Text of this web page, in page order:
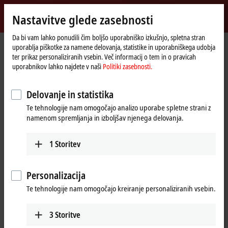
Beckhoff
-
New
Automation
Technology
myBeckhoff
Domača
stran
Podjetje Novice Safety: News in the field of safe automation
S klikom na "Potrdi" se bo prikazal video posnetek in spremenile
nastavitve glede zasebnosti; naložila se bo zunanja vsebina s strani
Vimeo. Prosimo, preberite si našo
Politiki zasebnosti.
Safety: News in the field of safe
Nastavitve glede zasebnosti
Da bi vam lahko ponudili čim boljšo uporabniško izkušnjo, spletna stran
uporablja piškotke za namene delovanja, statistike in uporabniškega udobja
ter prikaz personaliziranih vsebin. Več informacij o tem in o pravicah
uporabnikov lahko najdete v naši Politiki zasebnosti.
Delovanje in statistika
Te tehnologije nam omogočajo analizo uporabe spletne strani z
namenom spremljanja in izboljšav njenega delovanja.
1 Storitev
Personalizacija
Te tehnologije nam omogočajo kreiranje personaliziranih vsebin.
3Storitve